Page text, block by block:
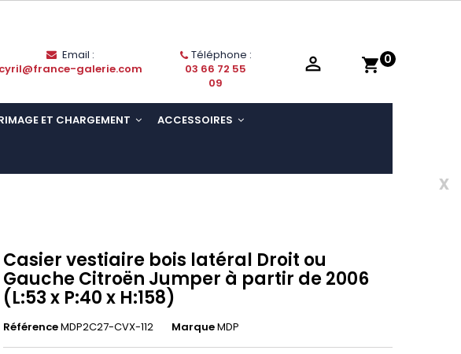
shopping_cart 0
Email :
cyril@france-galerie.com
Téléphone :
03 66 72 55
09

ET CHARGEMENT ACCESSOIRES
x
Casier vestiaire bois latéral Droit ou
Gauche Citroën Jumper à partir de 2006
(L:53 x P:40 x H:158)
RéférenceMDP2C27-CVX-112 MarqueMDP